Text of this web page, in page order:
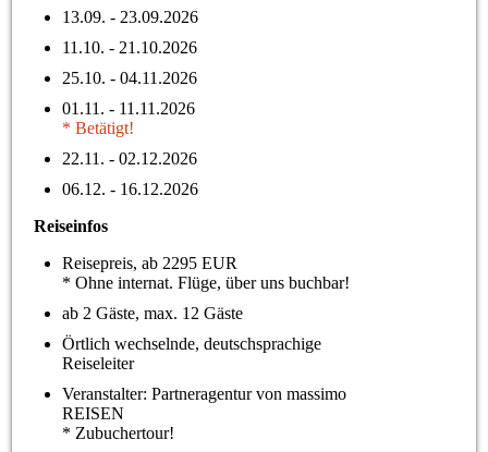
13.09. - 23.09.2026
11.10. - 21.10.2026
25.10. - 04.11.2026
01.11. - 11.11.2026
* Betätigt!
22.11. - 02.12.2026
06.12. - 16.12.2026
Reiseinfos
Reisepreis, ab 2295 EUR
* Ohne internat. Flüge, über uns buchbar!
ab 2 Gäste, max. 12 Gäste
Örtlich wechselnde, deutschsprachige
Reiseleiter
Veranstalter: Partneragentur von massimo
REISEN
* Zubuchertour!